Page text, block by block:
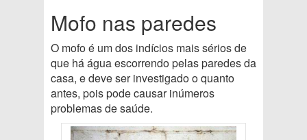
Mofo nas paredes
O mofo é um dos indícios mais sérios de
que há água escorrendo pelas paredes da
casa, e deve ser investigado o quanto
antes, pois pode causar inúmeros
problemas de saúde.